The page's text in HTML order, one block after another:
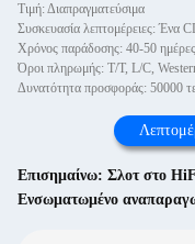
Τιμή: Διαπραγματεύσιμα
Συσκευασία λεπτομέρειες: Ένα
Χρόνος παράδοσης: 40-50 ημέρες
Όροι πληρωμής: T/T, L/C,
Δυνατότητα προσφοράς: 50000
Επισημαίνω: Σλοτ στο
Ενσωματωμένο